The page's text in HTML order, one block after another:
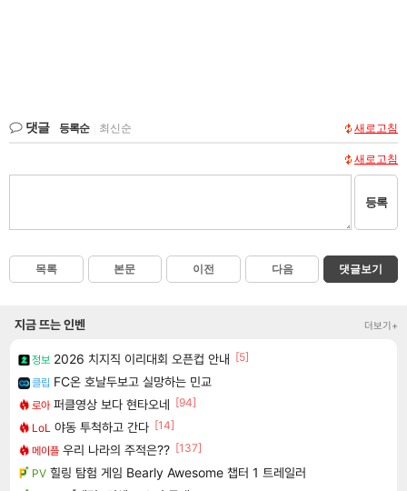
댓글 등록순 최신순 새로고침
새로고침
등록
목록 본문 이전 다음 댓글보기
지금 뜨는 인벤 더보기+
정보 2026 치지직 이리대회 오픈컵 안내 [5]
클립 FC온 호날두보고 실망하는 민교
로아 퍼클영상 보다 현타오네 [94]
LoL 야동 투척하고 간다 [14]
메이플 우리 나라의 주적은?? [137]
PV 힐링 탐험 게임 Bearly Awesome 챕터 1 트레일러